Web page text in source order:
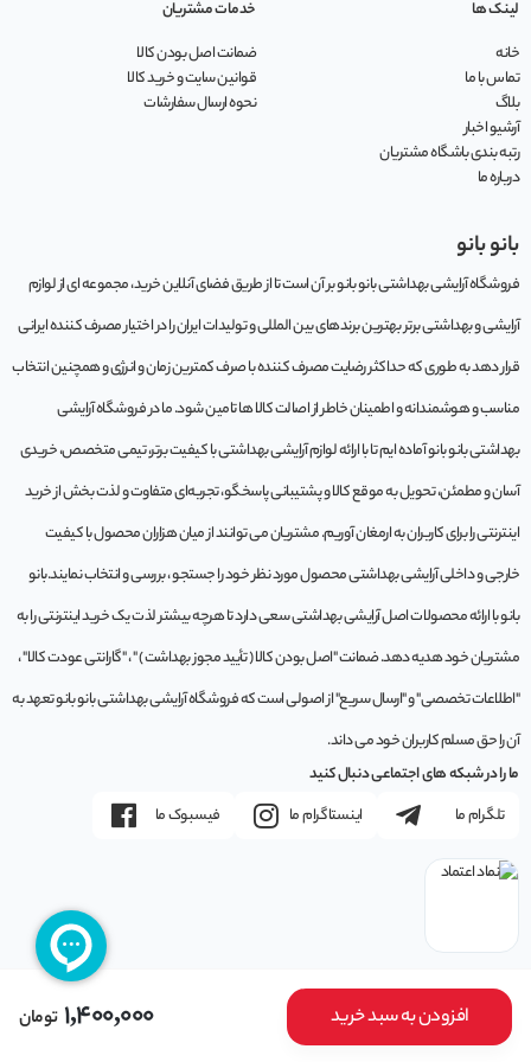
افزودن به سبد خرید 1,400,000 تومان
لینک ها
خانه
تماس با ما
بلاگ
آرشیو اخبار
رتبه بندی باشگاه مشتریان
درباره ما
خدمات مشتریان
ضمانت اصل بودن کالا
قوانین سایت و خرید کالا
نحوه ارسال سفارشات
بانو بانو
فروشگاه آرایشی بهداشتی بانو بانو بر آن است تا از طریق فضای آنلاین خرید، مجموعه‌ ای از لوازم
آرایشی و بهداشتی برتر بهترین برندهای بین المللی و تولیدات ایران را در اختیار مصرف کننده ایرانی
قرار دهد به طوری که حداکثر رضایت مصرف کننده با صرف کمترین زمان و انرژی و همچنین انتخاب
مناسب و هوشمندانه و اطمینان خاطر از اصالت کالا ها تامین شود. ما در فروشگاه آرایشی
بهداشتی بانو بانو آماده ایم تا با ارائه لوازم آرایشی بهداشتی با کیفیت برتر، تیمی متخصص، خریدی
آسان و مطمئن، تحویل به موقع کالا و پشتیبانی پاسخگو، تجربه‌ای متفاوت و لذت بخش از خرید
اینترنتی را برای کاربران به ارمغان آوریم. مشتريان می توانند از ميان هزاران محصول با کيفيت
خارجی و داخلی آرایشی بهداشتی محصول مورد نظر خود را جستجو ، بررسی و انتخاب نمايند.بانو
بانو با ارائه محصولات اصل آرایشی بهداشتی سعی دارد تا هرچه بیشتر لذت یک خرید اینترنتی را به
مشتریان خود هدیه دهد. ضمانت "اصل بودن کالا ( تأیید مجوز بهداشت ) " ، "گارانتی عودت کالا" ،
"اطلاعات تخصصی" و "ارسال سریع" از اصولی است که فروشگاه آرایشی بهداشتی بانو بانو تعهد به
آن را حق مسلم کاربران خود می داند.
ما را در شبکه های اجتماعی دنبال کنید
تلگرام ما
اینستاگرام ما فیسبوک ما